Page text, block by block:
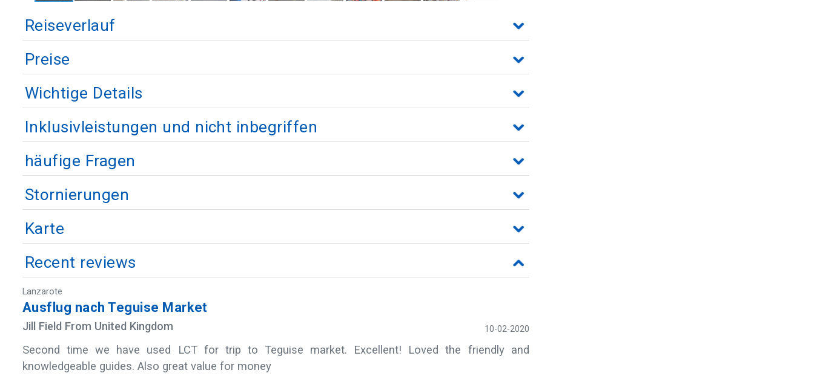
Reiseverlauf
Preise
Wichtige Details
Inklusivleistungen und nicht inbegriffen
häufige Fragen
Stornierungen
Karte
Recent reviews
Lanzarote
Ausflug nach Teguise Market
Jill Field From United Kingdom 10-02-2020
Second time we have used LCT for trip to Teguise market. Excellent! Loved the friendly and
knowledgeable guides. Also great value for money